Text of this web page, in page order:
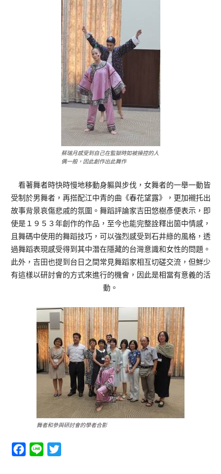
蔡瑞月感受到自己在監獄時如被操控的人
偶一般，因此創作出此舞作
看著舞者時快時慢地移動身軀與步伐，女舞者的一舉一動皆
受制於男舞者，再搭配江中青的曲《春花望露》，更加襯托出
故事背景哀傷悲戚的氛圍。舞蹈評論家吉田悠樹彥便表示，即
使是１９５３年創作的作品，至今也能完整詮釋出箇中情感，
且舞碼中使用的舞蹈技巧，可以強烈感受到石井綠的風格，透
過舞蹈表現感受得到其中潛在隱藏的台灣意識和女性的問題。
此外，吉田也提到台日之間常見舞蹈家相互切磋交流，但鮮少
有這樣以研討會的方式來進行的機會，因此是相當有意義的活
動。
舞者和參與研討會的學者合影
Facebook
Line